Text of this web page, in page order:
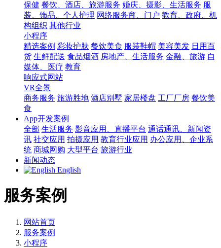
保健 餐饮、酒店、旅游服务 婚庆、摄影、生活服务 服
装、饰品、个人护理 网络服务商、门户 教育、政府、机
构组织 其他行业
小程序
精选案例 彩妆护肤 餐饮美食 服装鞋帽 美容美发 日用百
货 生鲜配送 食品烟酒 房地产、生活服务 金融、旅游 自
媒体、医疗 教育
响应式网站
VR全景
商务服务 旅游胜地 酒店别墅 家居楼盘 工厂厂房 餐饮美
食
App开发案例
全部 生活服务 影音应用、直播平台 通话通讯、新闻资
讯 社交应用 拍摄应用 教育行业应用 办公应用、企业系
统 商城网购 大型平台 旅游行业
新闻动态
English
服务案例
网站首页
服务案例
小程序